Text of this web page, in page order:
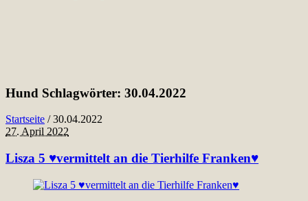
Hund Schlagwörter: 30.04.2022
Startseite /30.04.2022
27. April 2022
Lisza 5 ♥vermittelt an die Tierhilfe Franken♥